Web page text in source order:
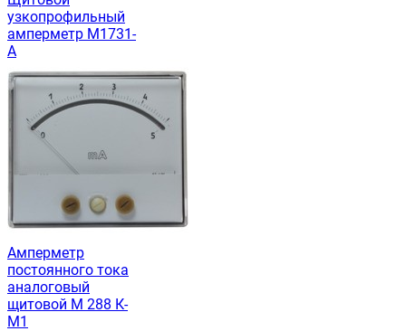
узкопрофильный
амперметр М1731-
А
Амперметр
постоянного тока
аналоговый
щитовой М 288 К-
М1